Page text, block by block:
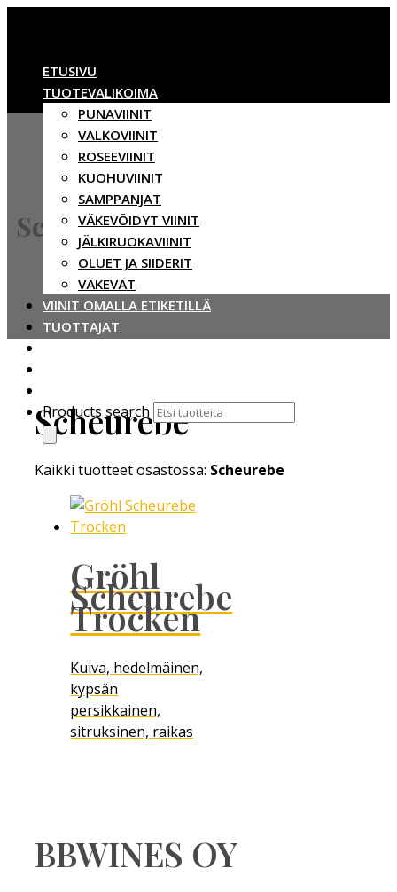
ETUSIVU
TUOTEVALIKOIMA
PUNAVIINIT
VALKOVIINIT
ROSEEVIINIT
KUOHUVIINIT
SAMPPANJAT
VÄKEVÖIDYT VIINIT
JÄLKIRUOKAVIINIT
OLUET JA SIIDERIT
VÄKEVÄT
VIINIT OMALLA ETIKETILLÄ
TUOTTAJAT
Products search
Scheurebe
Scheurebe
Kaikki tuotteet osastossa: Scheurebe
Gröhl
Scheurebe
Trocken
Kuiva, hedelmäinen,
kypsän
persikkainen,
sitruksinen, raikas
BBWINES OY